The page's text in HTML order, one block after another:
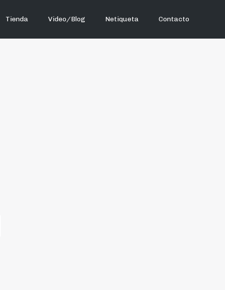
Tienda Video/Blog Netiqueta Contacto